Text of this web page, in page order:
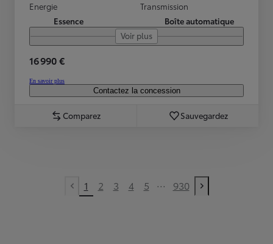
Energie
Essence
Transmission
Boîte automatique
Voir plus
16 990 €
En savoir plus
Contactez la concession
Comparez Sauvegardez
Previous page
1 2 3 4 5 ... 930
Next page